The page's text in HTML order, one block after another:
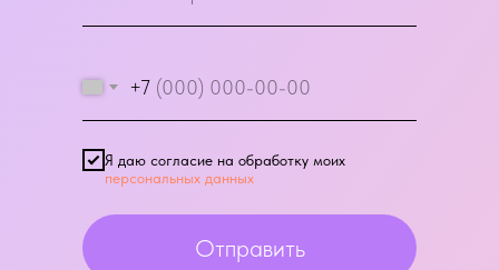
+7
Я даю согласие на обработку моих
персональных данных
Отправить